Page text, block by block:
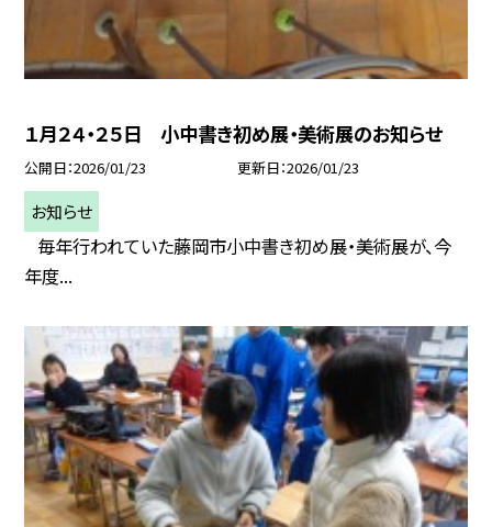
１月２４・２５日 小中書き初め展・美術展のお知らせ
公開日 2026/01/23 更新日 2026/01/23
お知らせ
毎年行われていた藤岡市小中書き初め展・美術展が、今
年度...